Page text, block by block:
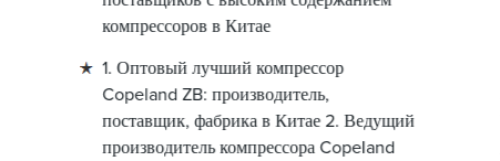
компрессоров в Китае
1. Оптовый лучший компрессор
Copeland ZB: производитель,
поставщик, фабрика в Китае 2. Ведущий
производитель компрессора Copeland